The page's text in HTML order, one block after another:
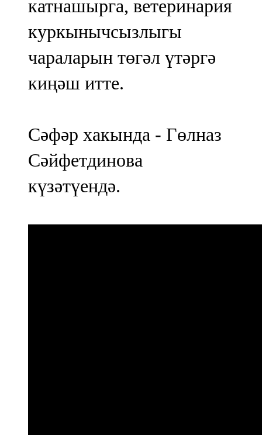
катнашырга, ветеринария
куркынычсызлыгы
чараларын төгәл үтәргә
киңәш итте.
Сәфәр хакында - Гөлназ
Сәйфетдинова
күзәтүендә.